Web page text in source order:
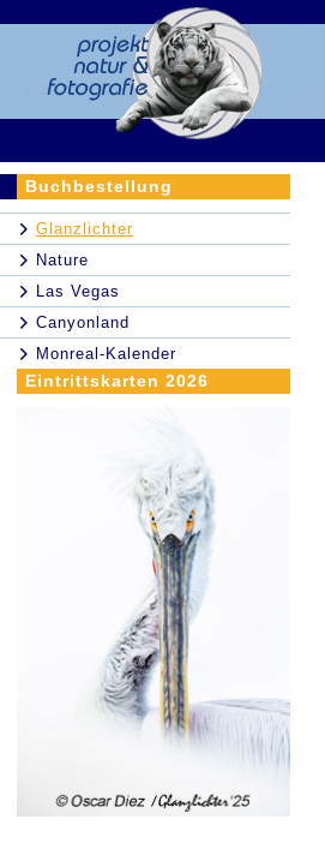
Buchbestellung
Glanzlichter
Nature
Las Vegas
Canyonland
Monreal-Kalender
Eintrittskarten 2026